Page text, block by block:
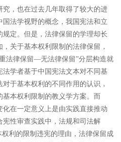
， 也在过去几年取得了较大的进
法学视野的概念，我国宪法和立
定。但是，法律保留的学理却长
关于基本权利限制的法律保留，
法律保留―无法律保留”分层构造就
学者基于中国宪法文本对不同基
于基本权利的不同作用的认识，
本权利限制的教义学方案。 而
化在一定意义上是由实践直接推动
性审查实践中，法规和司法解
利的限制违宪的理由，法律保留成